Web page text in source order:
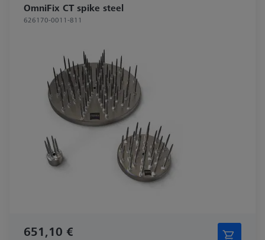
OmniFix CT spike steel
626170-0011-811
651,10 €